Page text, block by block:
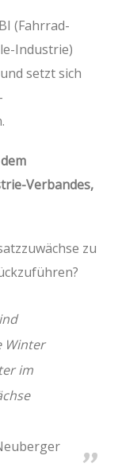
(Fahrrad-
Industrie)
setzt sich
Verbandes,
zu
Winter
im